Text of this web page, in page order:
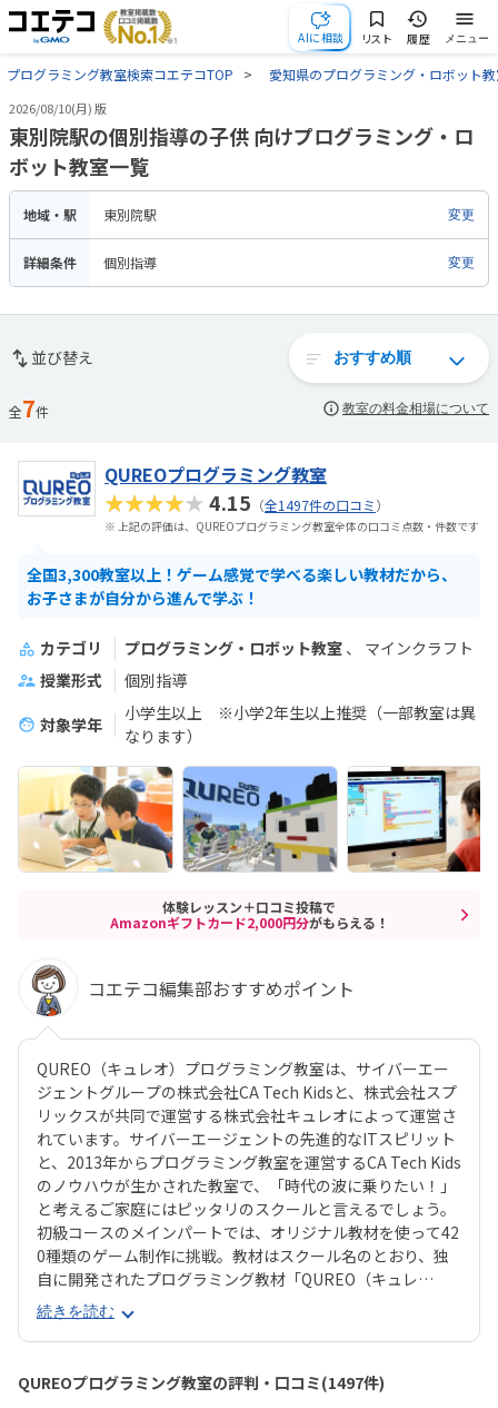
AIに相談 リスト 履歴 メニュー
プログラミング教室検索コエテコTOP 愛知県のプログラミング・ロボット
2026/08/10(月) 版
東別院駅の個別指導の子供 向けプログラミング・ロ
ボット教室一覧
地域・駅 東別院駅 変更
詳細条件 個別指導 変更
並び替え
全7件 教室の料金相場について
QUREOプログラミング教室
★★★★★4.15 （全1497件の口コミ）
※ 上記の評価は、QUREOプログラミング教室全体の口コミ点数・件数です
全国3,300教室以上！ゲーム感覚で学べる楽しい教材だから、
お子さまが自分から進んで学ぶ！
カテゴリ プログラミング・ロボット教室
マインクラフト
授業形式
個別指導
対象学年
小学生以上 ※小学2年生以上推奨（一部教室は異
なります）
体験レッスン＋口コミ投稿で
Amazonギフトカード2,000円分がもらえる！
コエテコ編集部おすすめポイント
QUREO（キュレオ）プログラミング教室は、サイバーエー
ジェントグループの株式会社CA Tech Kidsと、株式会社スプ
リックスが共同で運営する株式会社キュレオによって運営さ
れています。サイバーエージェントの先進的なITスピリット
と、2013年からプログラミング教室を運営するCA Tech Kids
のノウハウが生かされた教室で、「時代の波に乗りたい！」
と考えるご家庭にはピッタリのスクールと言えるでしょう。
初級コースのメインパートでは、オリジナル教材を使って42
0種類のゲーム制作に挑戦。教材はスクール名のとおり、独
自に開発されたプログラミング教材「QUREO（キュレ
オ）」です。スマホゲームのような感覚でサクサク進められ
るのに、本格的な内容が学べるのが魅力。子どもにとっても
「やらされている感」がないので、楽しくゲームをクリアし
ていくようなペースでどんどん学習を進めていけます。教材
のデザイン性も高く、実際にスマホゲーム開発で使用されて
続きを読む
QUREOプログラミング教室の評判・口コミ(1497件)